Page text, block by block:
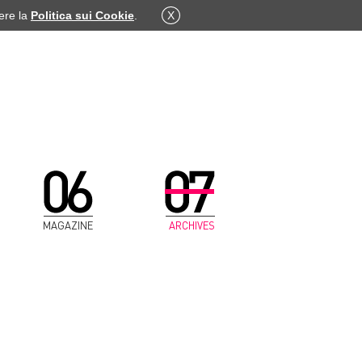
MAGAZINE ARCHIVES
la Politica sui Cookie X